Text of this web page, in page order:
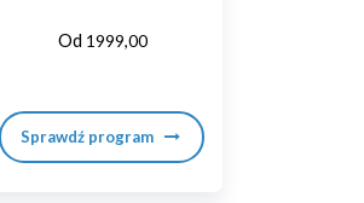
Od 1999,00
Sprawdź program